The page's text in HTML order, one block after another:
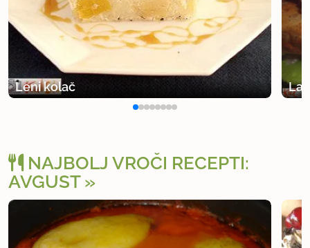
Leni kolač
NAJBOLJ VROČI RECEPTI:
AVGUST